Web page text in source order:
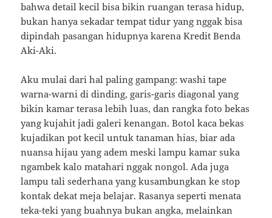
bahwa detail kecil bisa bikin ruangan terasa hidup,
bukan hanya sekadar tempat tidur yang nggak bisa
dipindah pasangan hidupnya karena Kredit Benda
Aki-Aki.
Aku mulai dari hal paling gampang: washi tape
warna-warni di dinding, garis-garis diagonal yang
bikin kamar terasa lebih luas, dan rangka foto bekas
yang kujahit jadi galeri kenangan. Botol kaca bekas
kujadikan pot kecil untuk tanaman hias, biar ada
nuansa hijau yang adem meski lampu kamar suka
ngambek kalo matahari nggak nongol. Ada juga
lampu tali sederhana yang kusambungkan ke stop
kontak dekat meja belajar. Rasanya seperti menata
teka-teki yang buahnya bukan angka, melainkan